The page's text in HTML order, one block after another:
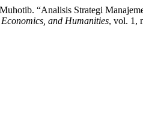
“Analisis Strategi
and Humanities, vol. 1,